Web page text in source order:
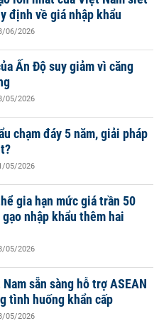
định về giá nhập khẩu
06/2026
Ấn Độ suy giảm vì căng
05/2026
chạm đáy 5 năm, giải pháp
05/2026
gia hạn mức giá trần 50
nhập khẩu thêm hai
05/2026
sẵn sàng hỗ trợ ASEAN
tình huống khẩn cấp
05/2026